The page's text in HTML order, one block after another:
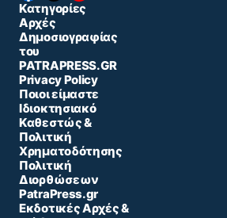
Κατηγορίες
Αρχές
Δημοσιογραφίας
του
PATRAPRESS.GR
Privacy Policy
Ποιοι είμαστε
Ιδιοκτησιακό
Καθεστώς &
Πολιτική
Χρηματοδότησης
Πολιτική
Διορθώσεων
PatraPress.gr
Εκδοτικές Αρχές &